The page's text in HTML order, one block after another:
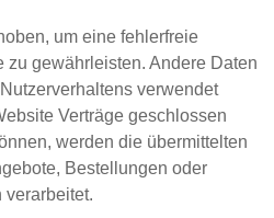
um eine fehlerfreie
zu gewährleisten. Andere Daten
verwendet
Verträge geschlossen
werden die übermittelten
Bestellungen oder
verarbeitet.